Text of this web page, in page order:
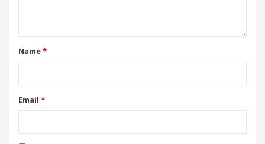
Name*
Email *